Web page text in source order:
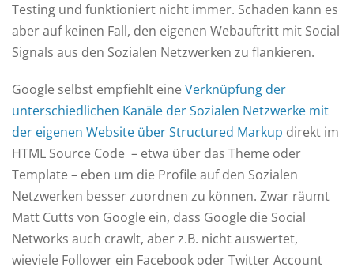
Testing und funktioniert nicht immer. Schaden kann es
aber auf keinen Fall, den eigenen Webauftritt mit Social
Signals aus den Sozialen Netzwerken zu flankieren.
Google selbst empfiehlt eine Verknüpfung der
unterschiedlichen Kanäle der Sozialen Netzwerke mit
der eigenen Website über Structured Markup direkt im
HTML Source Code – etwa über das Theme oder
Template – eben um die Profile auf den Sozialen
Netzwerken besser zuordnen zu können. Zwar räumt
Matt Cutts von Google ein, dass Google die Social
Networks auch crawlt, aber z.B. nicht auswertet,
wieviele Follower ein Facebook oder Twitter Account